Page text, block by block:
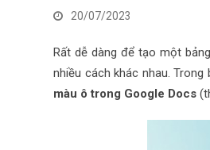
20/07/2023
Rất dễ dàng để tạo một
nhiều cách khác nhau.
màu ô trong Google Docs